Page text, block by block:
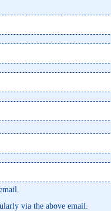
via the above email.